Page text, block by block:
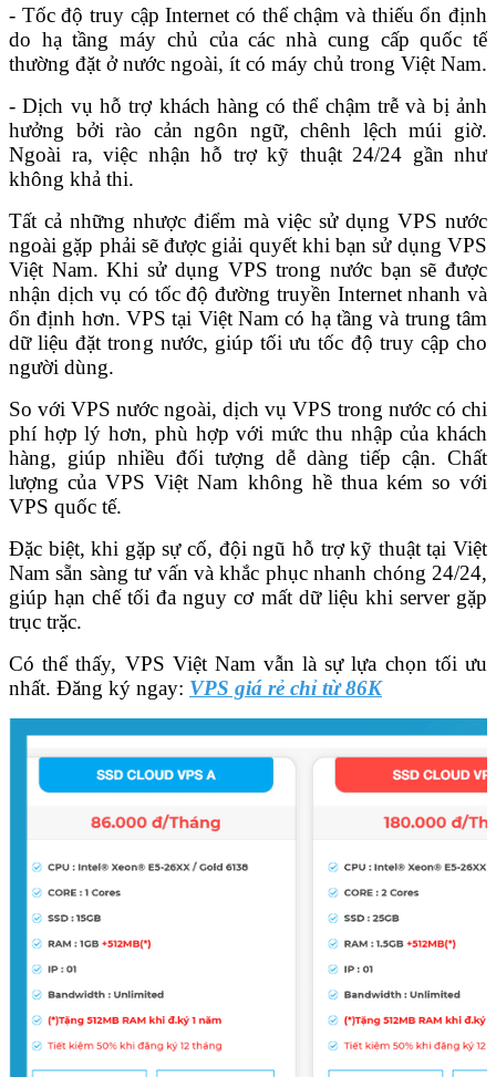
- Tốc độ truy cập Internet có thể chậm và thiếu ổn định
do hạ tầng máy chủ của các nhà cung cấp quốc tế
thường đặt ở nước ngoài, ít có máy chủ trong Việt Nam.
- Dịch vụ hỗ trợ khách hàng có thể chậm trễ và bị ảnh
hưởng bởi rào cản ngôn ngữ, chênh lệch múi giờ.
Ngoài ra, việc nhận hỗ trợ kỹ thuật 24/24 gần như
không khả thi.
Tất cả những nhược điểm mà việc sử dụng VPS nước
ngoài gặp phải sẽ được giải quyết khi bạn sử dụng VPS
Việt Nam.Khi sử dụng VPS trong nước bạn sẽ được
nhận dịch vụ có tốc độ đường truyền Internet nhanh và
ổn định hơn. VPS tại Việt Nam có hạ tầng và trung tâm
dữ liệu đặt trong nước, giúp tối ưu tốc độ truy cập cho
người dùng.
So với VPS nước ngoài, dịch vụ VPS trong nước có chi
phí hợp lý hơn, phù hợp với mức thu nhập của khách
hàng, giúp nhiều đối tượng dễ dàng tiếp cận. Chất
lượng của VPS Việt Nam không hề thua kém so với
VPS quốc tế.
Đặc biệt, khi gặp sự cố, đội ngũ hỗ trợ kỹ thuật tại Việt
Nam sẵn sàng tư vấn và khắc phục nhanh chóng 24/24,
giúp hạn chế tối đa nguy cơ mất dữ liệu khi server gặp
trục trặc.
Có thể thấy, VPS Việt Nam vẫn là sự lựa chọn tối ưu
nhất. Đăng ký ngay: VPS giá rẻ chỉ từ 86K